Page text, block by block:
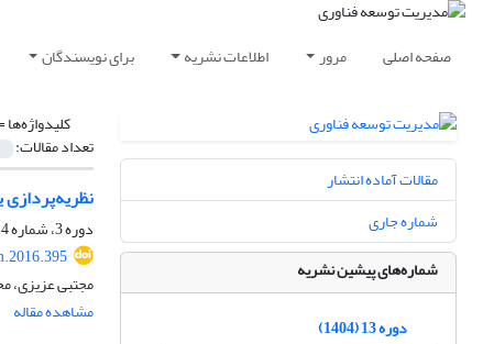
صفحه اصلی مرور اطلاعات نشریه برای نویسندگان
تعداد مقالات:
دوره 3، شماره 4، زمستان 1394، صفحه
مجتبی
مشاهده مقاله
مقالات آماده انتشار
شماره جاری
شماره‌های پیشین نشریه
دوره 13 (1404)